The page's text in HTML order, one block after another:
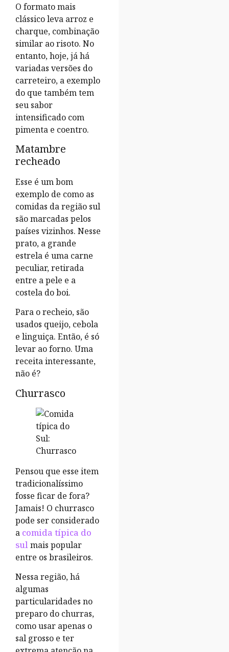
O formato mais
clássico leva arroz e
charque, combinação
similar ao risoto. No
entanto, hoje, já há
variadas versões do
carreteiro, a exemplo
do que também tem
seu sabor
intensificado com
pimenta e coentro.
Matambre
recheado
Esse é um bom
exemplo de como as
comidas da região sul
são marcadas pelos
países vizinhos. Nesse
prato, a grande
estrela é uma carne
peculiar, retirada
entre a pele e a
costela do boi.
Para o recheio, são
usados queijo, cebola
e linguiça. Então, é só
levar ao forno. Uma
receita interessante,
não é?
Churrasco
Pensou que esse item
tradicionalíssimo
fosse ficar de fora?
Jamais! O churrasco
pode ser considerado
a comida típica do
sulmais popular
entre os brasileiros.
Nessa região, há
algumas
particularidades no
preparo do churras,
como usar apenas o
sal grosso e ter